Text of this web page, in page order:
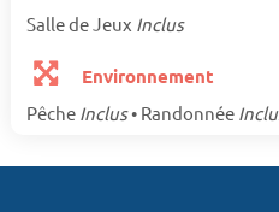
Salle de Jeux Inclus
Environnement
Pêche Inclus• Randonnée